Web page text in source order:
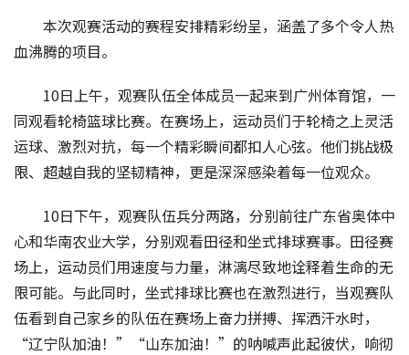
本次观赛活动的赛程安排精彩纷呈，涵盖了多个令人热
血沸腾的项目。
10日上午，观赛队伍全体成员一起来到广州体育馆，一
同观看轮椅篮球比赛。在赛场上，运动员们于轮椅之上灵活
运球、激烈对抗，每一个精彩瞬间都扣人心弦。他们挑战极
限、超越自我的坚韧精神，更是深深感染着每一位观众。
10日下午，观赛队伍兵分两路，分别前往广东省奥体中
心和华南农业大学，分别观看田径和坐式排球赛事。田径赛
场上，运动员们用速度与力量，淋漓尽致地诠释着生命的无
限可能。与此同时，坐式排球比赛也在激烈进行，当观赛队
伍看到自己家乡的队伍在赛场上奋力拼搏、挥洒汗水时，
“辽宁队加油！”“山东加油！”的呐喊声此起彼伏，响彻